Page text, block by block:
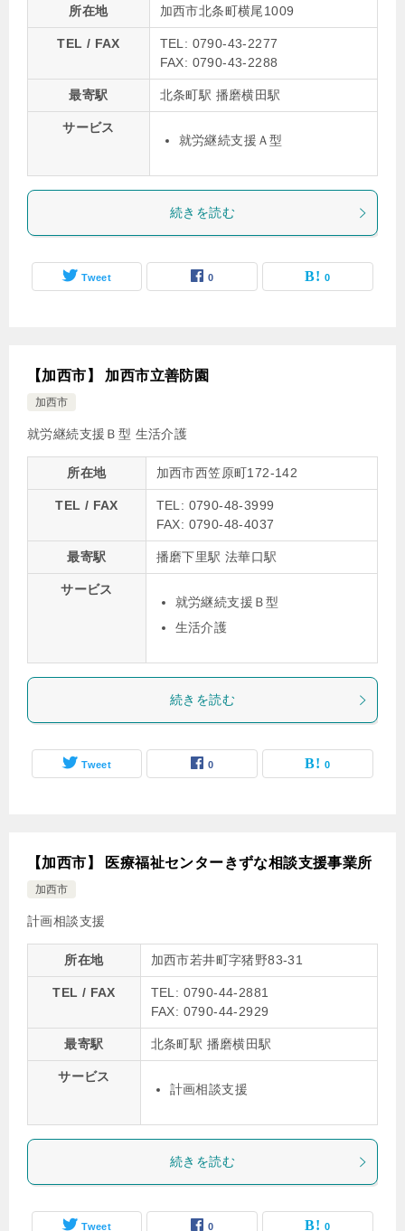
所在地 加西市北条町横尾1009
TEL / FAX
TEL: 0790-43-2277
FAX: 0790-43-2288
最寄駅 北条町駅 播磨横田駅
サービス
就労継続支援Ａ型
続きを読む
Tweet 0 0
【加西市】 加西市立善防園
加西市
就労継続支援Ｂ型 生活介護
所在地 加西市西笠原町172-142
TEL / FAX
TEL: 0790-48-3999
FAX: 0790-48-4037
最寄駅 播磨下里駅 法華口駅
サービス
就労継続支援Ｂ型
生活介護
続きを読む
Tweet 0 0
【加西市】 医療福祉センターきずな相談支援事業所
加西市
計画相談支援
所在地 加西市若井町字猪野83-31
TEL / FAX
TEL: 0790-44-2881
FAX: 0790-44-2929
最寄駅 北条町駅 播磨横田駅
サービス
計画相談支援
続きを読む
Tweet 0 0